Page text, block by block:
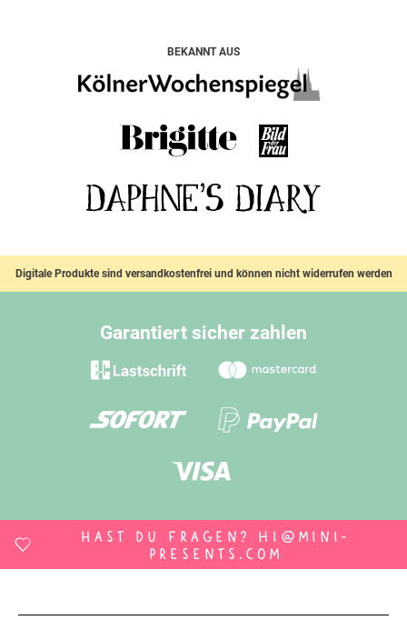
BEKANNT AUS
Digitale Produkte sind versandkostenfrei und können nicht widerrufen werden
Garantiert sicher zahlen
Hast du Fragen? hi@mini-
presents.com